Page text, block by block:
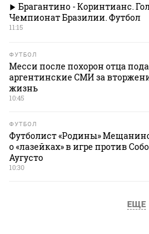
Брагантино - Коринтианс.
Чемпионат Бразилии. Футбол
11:15
ФУТБОЛ
Месси после похорон отца
аргентинские СМИ за
жизнь
10:45
ФУТБОЛ
Футболист «Родины»
о «лазейках» в игре против
Аугусто
10:30
ЕЩЕ